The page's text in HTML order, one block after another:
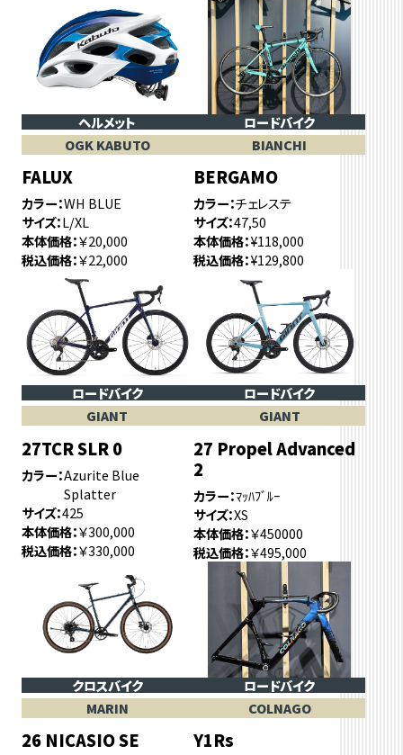
ヘルメット
OGK KABUTO
FALUX
カラー WH BLUE
サイズ L/XL
本体価格 ￥20,000
税込価格 ￥22,000
ロードバイク
BIANCHI
BERGAMO
カラー チェレステ
サイズ 47,50
本体価格 ¥118,000
税込価格 ¥129,800
ロードバイク
GIANT
27TCR SLR 0
カラー Azurite Blue
Splatter
サイズ 425
本体価格 ￥300,000
税込価格 ￥330,000
ロードバイク
GIANT
27 Propel Advanced
2
カラー ﾏｯﾊﾌﾞﾙｰ
サイズ XS
本体価格 ￥450000
税込価格 ￥495,000
クロスバイク
MARIN
26 NICASIO SE
ロードバイク
COLNAGO
Y1Rs